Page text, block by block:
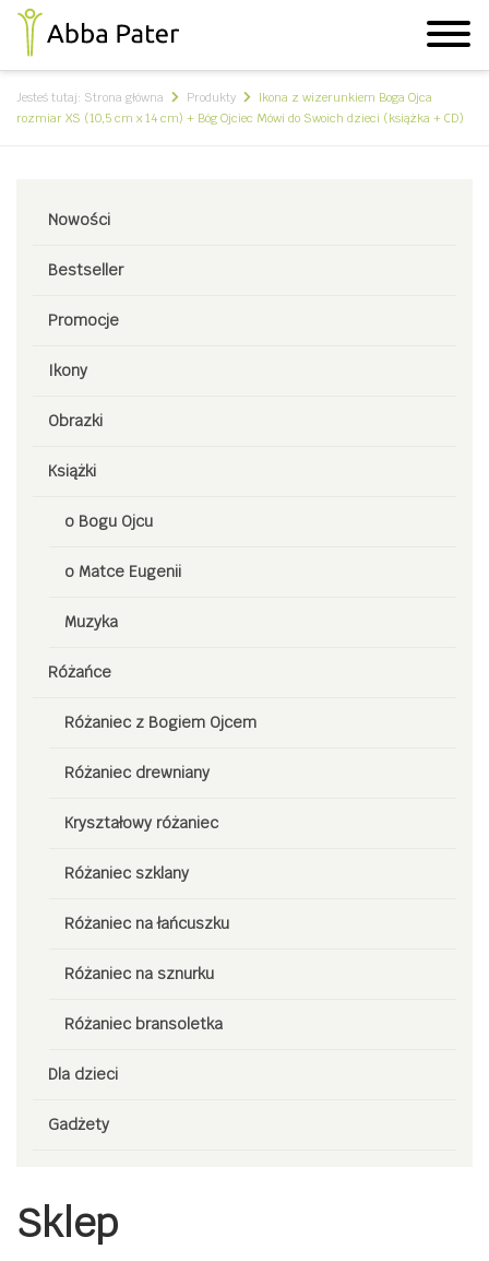
Jesteś tutaj: Strona główna Produkty
Ikona z wizerunkiem Boga Ojca
rozmiar XS (10,5 cm x 14 cm) + Bóg Ojciec Mówi do Swoich dzieci (książka + CD)
Nowości
Bestseller
Promocje
Ikony
Obrazki
Książki
o Bogu Ojcu
o Matce Eugenii
Muzyka
Różańce
Różaniec z Bogiem Ojcem
Różaniec drewniany
Kryształowy różaniec
Różaniec szklany
Różaniec na łańcuszku
Różaniec na sznurku
Różaniec bransoletka
Dla dzieci
Gadżety
Sklep